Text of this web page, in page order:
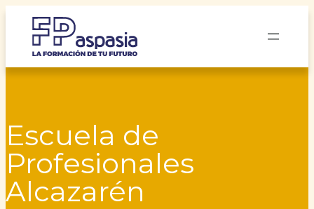
Saltar
contenido
Escuela de
Profesionales
Alcazarén